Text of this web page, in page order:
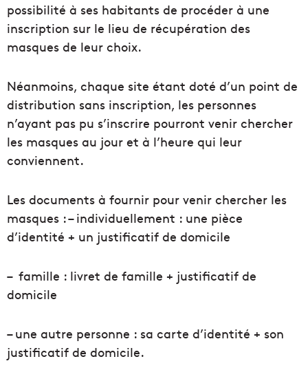
possibilité à ses habitants de procéder à une
inscription sur le lieu de récupération des
masques de leur choix.
Néanmoins, chaque site étant doté d’un point de
distribution sans inscription, les personnes
n’ayant pas pu s’inscrire pourront venir chercher
les masques au jour et à l’heure qui leur
conviennent.
Les documents à fournir pour venir chercher les
masques : – individuellement : une pièce
d’identité + un justificatif de domicile
– famille : livret de famille + justificatif de
domicile
– une autre personne : sa carte d’identité + son
justificatif de domicile.